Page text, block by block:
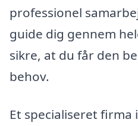
professionel
guide dig gennem
sikre, at du får den
behov.
Et specialiseret